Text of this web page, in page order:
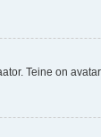
Teine on